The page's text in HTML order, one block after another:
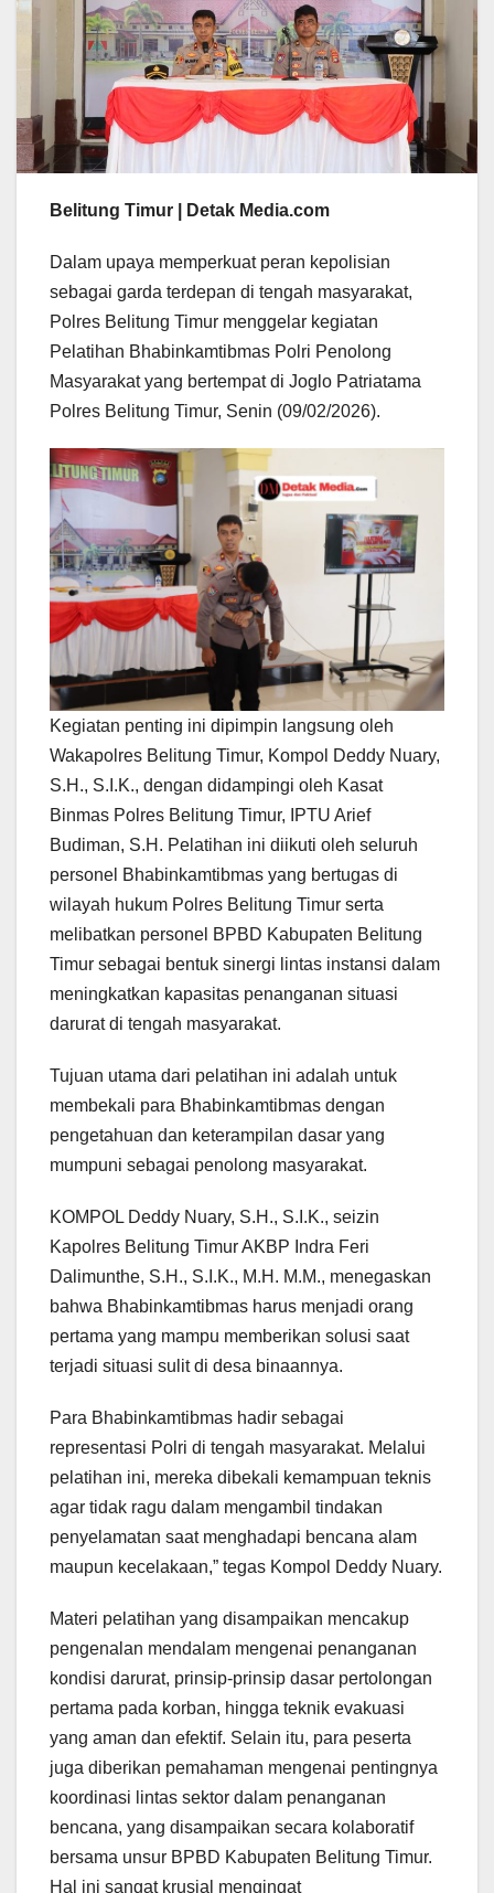
Belitung Timur | Detak Media.com
Dalam upaya memperkuat peran kepolisian
sebagai garda terdepan di tengah masyarakat,
Polres Belitung Timur menggelar kegiatan
Pelatihan Bhabinkamtibmas Polri Penolong
Masyarakat yang bertempat di Joglo Patriatama
Polres Belitung Timur, Senin (09/02/2026).
Kegiatan penting ini dipimpin langsung oleh
Wakapolres Belitung Timur, Kompol Deddy Nuary,
S.H., S.I.K., dengan didampingi oleh Kasat
Binmas Polres Belitung Timur, IPTU Arief
Budiman, S.H. Pelatihan ini diikuti oleh seluruh
personel Bhabinkamtibmas yang bertugas di
wilayah hukum Polres Belitung Timur serta
melibatkan personel BPBD Kabupaten Belitung
Timur sebagai bentuk sinergi lintas instansi dalam
meningkatkan kapasitas penanganan situasi
darurat di tengah masyarakat.
Tujuan utama dari pelatihan ini adalah untuk
membekali para Bhabinkamtibmas dengan
pengetahuan dan keterampilan dasar yang
mumpuni sebagai penolong masyarakat.
KOMPOL Deddy Nuary, S.H., S.I.K., seizin
Kapolres Belitung Timur AKBP Indra Feri
Dalimunthe, S.H., S.I.K., M.H. M.M., menegaskan
bahwa Bhabinkamtibmas harus menjadi orang
pertama yang mampu memberikan solusi saat
terjadi situasi sulit di desa binaannya.
Para Bhabinkamtibmas hadir sebagai
representasi Polri di tengah masyarakat. Melalui
pelatihan ini, mereka dibekali kemampuan teknis
agar tidak ragu dalam mengambil tindakan
penyelamatan saat menghadapi bencana alam
maupun kecelakaan,” tegas Kompol Deddy Nuary.
Materi pelatihan yang disampaikan mencakup
pengenalan mendalam mengenai penanganan
kondisi darurat, prinsip-prinsip dasar pertolongan
pertama pada korban, hingga teknik evakuasi
yang aman dan efektif. Selain itu, para peserta
juga diberikan pemahaman mengenai pentingnya
koordinasi lintas sektor dalam penanganan
bencana, yang disampaikan secara kolaboratif
bersama unsur BPBD Kabupaten Belitung Timur.
Hal ini sangat krusial mengingat